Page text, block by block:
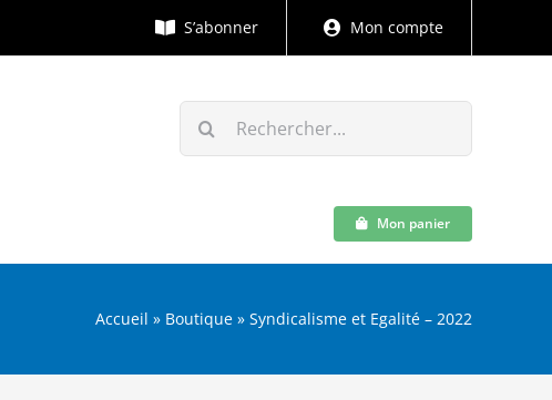
S’abonner Mon compte
Rechercher:
Mon panier
Accueil » Boutique » Syndicalisme et Egalité – 2022